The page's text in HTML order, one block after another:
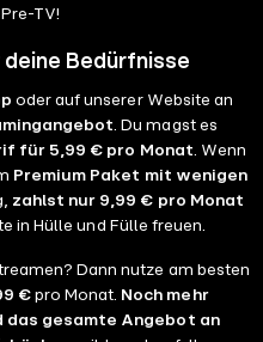
TV!
deine Bedürfnisse
oder auf unserer Website an
. Du magst es
für 5,99 € pro Monat. Wenn
Premium Paket mit wenigen
zahlst nur 9,99 € pro Monat
in Hülle und Fülle freuen.
Dann nutze am besten
€ pro Monat. Noch mehr
das gesamte Angebot an